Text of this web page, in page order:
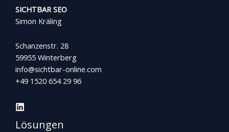
SICHTBAR SEO
Simon Kräling
Schanzenstr. 28
59955 Winterberg
info@sichtbar-online.com
+49 1520 654 29 96
Lösungen